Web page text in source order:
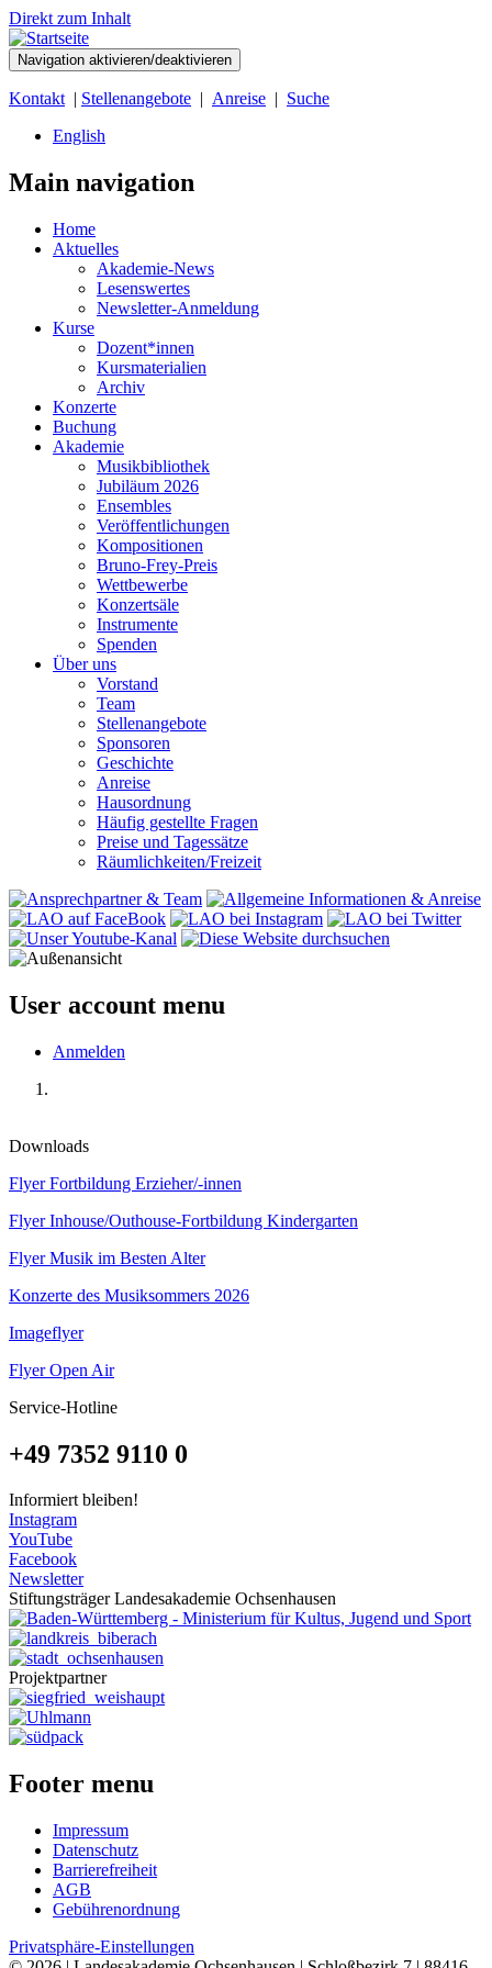
Direkt zum Inhalt
Navigation aktivieren/deaktivieren
Kontakt | Stellenangebote | Anreise | Suche
English
Main navigation
Home
Aktuelles
Akademie-News
Lesenswertes
Newsletter-Anmeldung
Kurse
Dozent*innen
Kursmaterialien
Archiv
Konzerte
Buchung
Akademie
Musikbibliothek
Jubiläum 2026
Ensembles
Veröffentlichungen
Kompositionen
Bruno-Frey-Preis
Wettbewerbe
Konzertsäle
Instrumente
Spenden
Über uns
Vorstand
Team
Stellenangebote
Sponsoren
Geschichte
Anreise
Hausordnung
Häufig gestellte Fragen
Preise und Tagessätze
Räumlichkeiten/Freizeit
User account menu
Anmelden
Downloads
Flyer Fortbildung Erzieher/-innen
Flyer Inhouse/Outhouse-Fortbildung Kindergarten
Flyer Musik im Besten Alter
Konzerte des Musiksommers 2026
Imageflyer
Flyer Open Air
Service-Hotline
+49 7352 9110 0
Informiert bleiben!
Instagram
YouTube
Facebook
Newsletter
Stiftungsträger Landesakademie Ochsenhausen
Projektpartner
Footer menu
Impressum
Datenschutz
Barrierefreiheit
AGB
Gebührenordnung
Privatsphäre-Einstellungen